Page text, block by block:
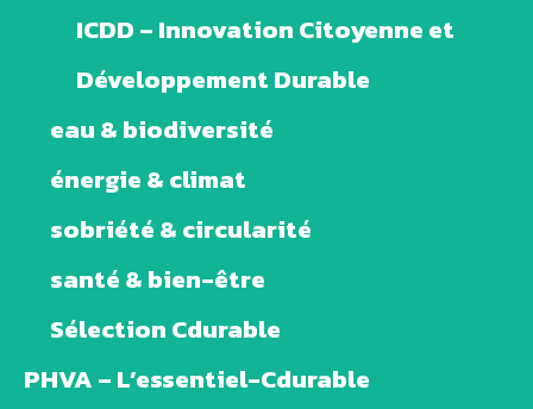
ICDD – Innovation Citoyenne et
Développement Durable
eau & biodiversité
énergie & climat
sobriété & circularité
santé & bien-être
Sélection Cdurable
PHVA – L’essentiel-Cdurable